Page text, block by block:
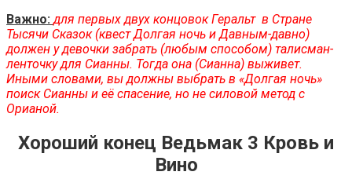
Важно: для первых двух концовок Геральт в Стране
Тысячи Сказок (квест Долгая ночь и Давным-давно)
должен у девочки забрать (любым способом) талисман-
ленточку для Сианны. Тогда она (Сианна) выживет.
Иными словами, вы должны выбрать в «Долгая ночь»
поиск Сианны и её спасение, но не силовой метод с
Орианой.
Хороший конец Ведьмак 3 Кровь и
Вино